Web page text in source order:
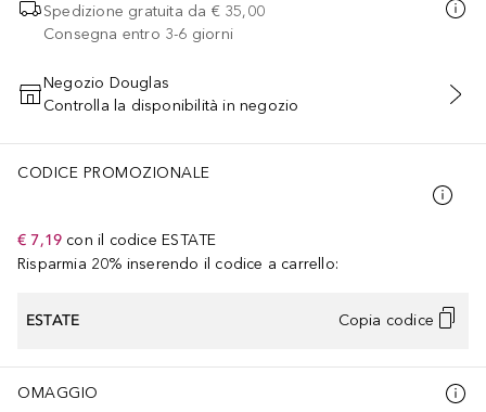
Spedizione gratuita da € 35,00
Consegna entro 3-6 giorni
AGGIUNGI AL CARRELLO
Negozio Douglas
Controlla la disponibilità in negozio
CODICE PROMOZIONALE
€ 7,19 con il codice ESTATE
Risparmia 20% inserendo il codice a carrello:
ESTATE Copia codice
OMAGGIO